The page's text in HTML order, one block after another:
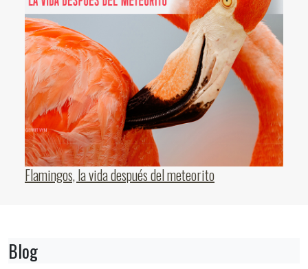
Flamingos, la vida después del meteorito
Blog